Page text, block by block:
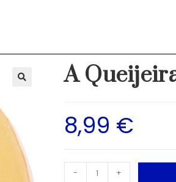
A
8,99 €
- +